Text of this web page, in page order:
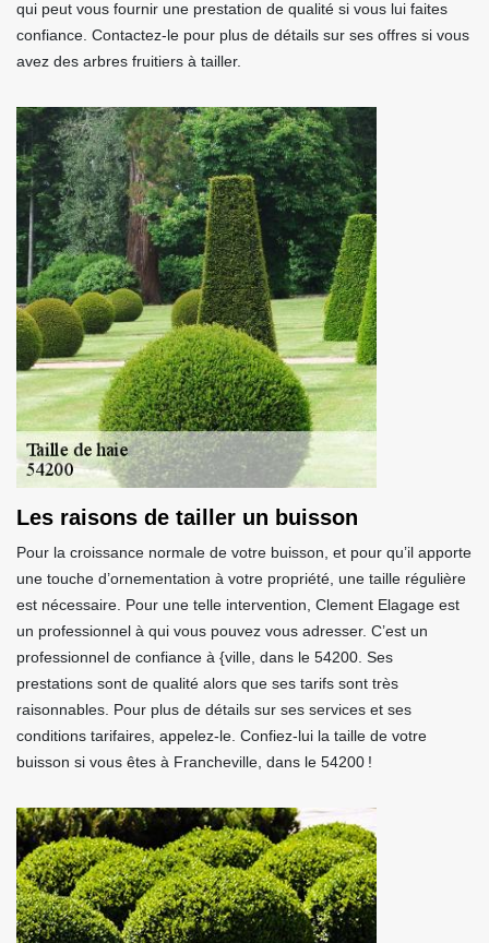
qui peut vous fournir une prestation de qualité si vous lui faites
confiance. Contactez-le pour plus de détails sur ses offres si vous
avez des arbres fruitiers à tailler.
Les raisons de tailler un buisson
Pour la croissance normale de votre buisson, et pour qu’il apporte
une touche d’ornementation à votre propriété, une taille régulière
est nécessaire. Pour une telle intervention, Clement Elagage est
un professionnel à qui vous pouvez vous adresser. C’est un
professionnel de confiance à {ville, dans le 54200. Ses
prestations sont de qualité alors que ses tarifs sont très
raisonnables. Pour plus de détails sur ses services et ses
conditions tarifaires, appelez-le. Confiez-lui la taille de votre
buisson si vous êtes à Francheville, dans le 54200 !